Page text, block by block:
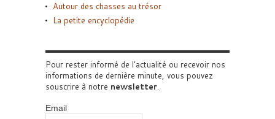
Autour des chasses au trésor
La petite encyclopédie
Pour rester informé de l'actualité ou recevoir nos
informations de dernière minute, vous pouvez
souscrire à notre newsletter.
Email